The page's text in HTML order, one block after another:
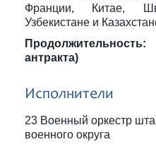
Франции, Китае,
Узбекистане и
антракта)
Исполнители
23 Военный оркестр
военного округа